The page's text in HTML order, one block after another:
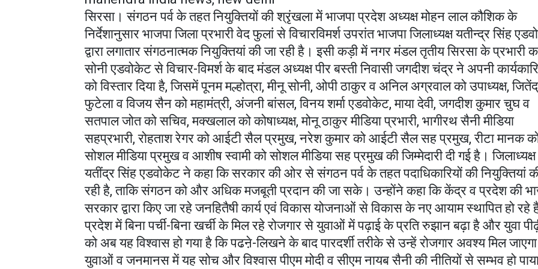
सिरसा। संगठन पर्व के तहत नियुक्तियों की श्रृंखला में भाजपा प्रदेश अध्यक्ष मोहन लाल कौशिक के
निर्देशानुसार भाजपा जिला प्रभारी वेद फुलां से विचारविमर्श उपरांत भाजपा जिलाध्यक्ष यतीन्द्र सिंह
द्वारा लगातार संगठनात्मक नियुक्तियां की जा रही है। इसी कड़ी में नगर मंडल तृतीय सिरसा के प्रभारी
सोनी एडवोकेट से विचार-विमर्श के बाद मंडल अध्यक्ष पीर बस्ती निवासी जगदीश चंद्र ने अपनी
को विस्तार दिया है, जिसमें पूनम मल्होत्रा, मीनू सोनी, ओपी ठाकुर व अनिल अग्रवाल को उपाध्यक्ष,
फुटेला व विजय सैन को महामंत्री, अंजनी बांसल, विनय शर्मा एडवोकेट, माया देवी, जगदीश कुमार चुघ व
सतपाल जोत को सचिव, मक्खलाल को कोषाध्यक्ष, मोनू ठाकुर मीडिया प्रभारी, भागीरथ सैनी मीडिया
सहप्रभारी, रोहताश रेगर को आईटी सैल प्रमुख, नरेश कुमार को आईटी सैल सह प्रमुख, रीटा मानक
सोशल मीडिया प्रमुख व आशीष स्वामी को सोशल मीडिया सह प्रमुख की जिम्मेदारी दी गई है। जिलाध्यक्ष
यतींद्र सिंह एडवोकेट ने कहा कि सरकार की ओर से संगठन पर्व के तहत पदाधिकारियों की नियुक्तियां
रही है, ताकि संगठन को और अधिक मजबूती प्रदान की जा सके। उन्होंने कहा कि केंद्र व प्रदेश की
सरकार द्वारा किए जा रहे जनहितैषी कार्य एवं विकास योजनाओं से विकास के नए आयाम स्थापित हो रहे
प्रदेश में बिना पर्ची-बिना खर्ची के मिल रहे रोजगार से युवाओं में पढ़ाई के प्रति रुझान बढ़ा है और युवा
को अब यह विश्वास हो गया है कि पढऩे-लिखने के बाद पारदर्शी तरीके से उन्हें रोजगार अवश्य मिल
युवाओं व जनमानस में यह सोच और विश्वास पीएम मोदी व सीएम नायब सैनी की नीतियों से सम्भव हो